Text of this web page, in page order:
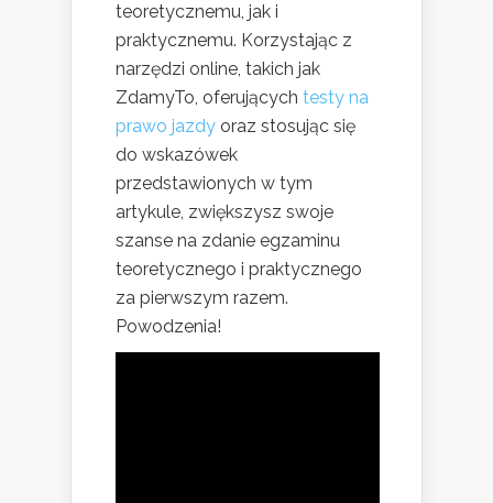
teoretycznemu, jak i
praktycznemu. Korzystając z
narzędzi online, takich jak
ZdamyTo, oferujących testy na
prawo jazdy oraz stosując się
do wskazówek
przedstawionych w tym
artykule, zwiększysz swoje
szanse na zdanie egzaminu
teoretycznego i praktycznego
za pierwszym razem.
Powodzenia!